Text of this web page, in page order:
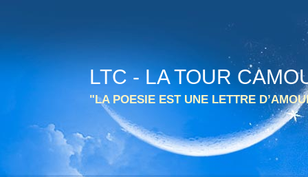
LTC - LA TOUR
"LA POESIE EST UNE LETTRE